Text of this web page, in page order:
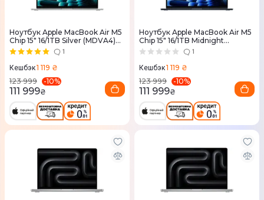
Ноутбук Apple MacBook Air M5
Chip 15" 16/1TB Silver (MDVA4)
2026
1
Кешбэк1 119 ₴
123 999
-10%
111 999₴
Ноутбук Apple MacBook Air M5
Chip 15" 16/1TB Midnight
(MDVK4) 2026 1
Кешбэк1 119 ₴
123 999
-10%
111 999₴